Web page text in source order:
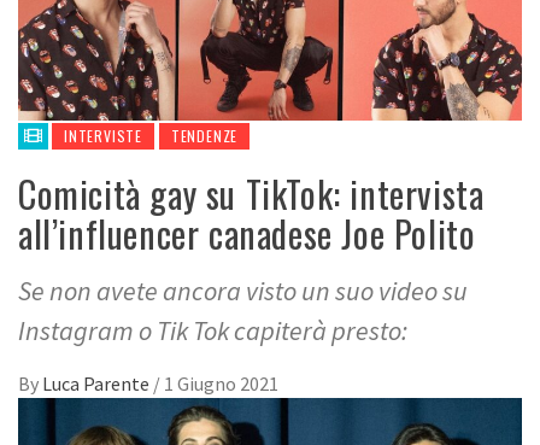
INTERVISTE TENDENZE
Comicità gay su TikTok: intervista
all’influencer canadese Joe Polito
Se non avete ancora visto un suo video su
Instagram o Tik Tok capiterà presto:
By Luca Parente / 1 Giugno 2021